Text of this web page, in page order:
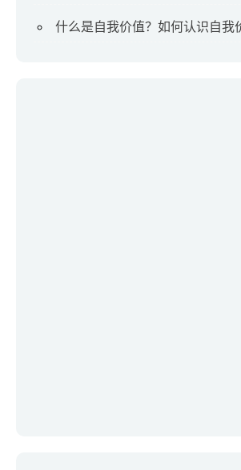
什么是自我价值？如何认识自我